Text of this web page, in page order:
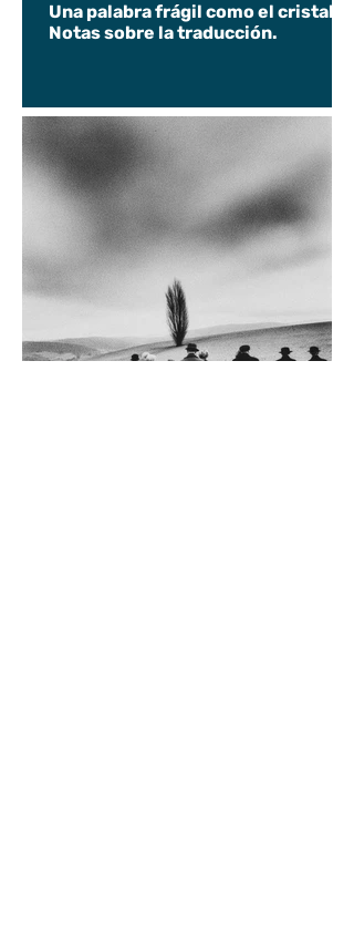
Una palabra frágil como el cristal.
Notas sobre la traducción.